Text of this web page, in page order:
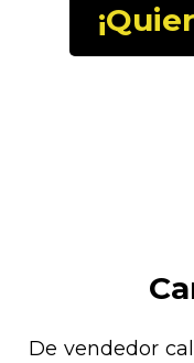
De vendedor